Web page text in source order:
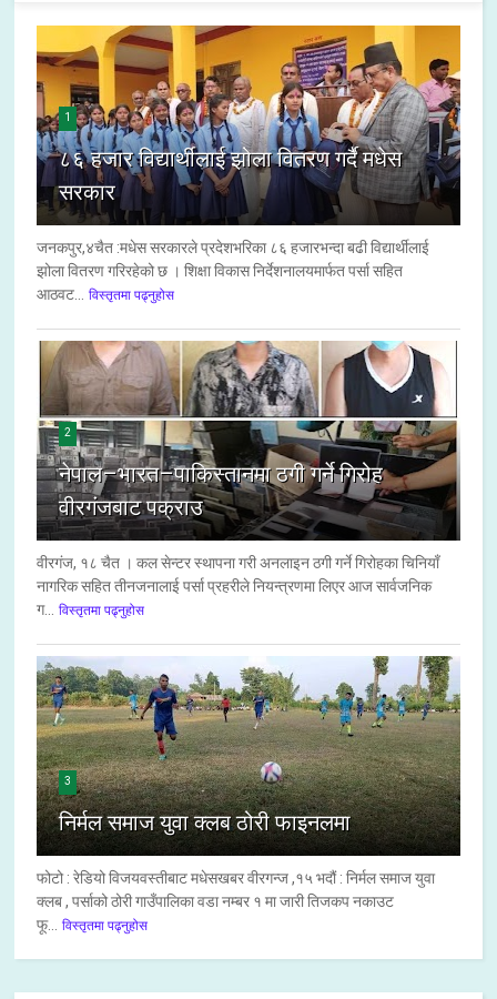
1
८६ हजार विद्यार्थीलाई झोला वितरण गर्दै मधेस
सरकार
जनकपुर,४चैत :मधेस सरकारले प्रदेशभरिका ८६ हजारभन्दा बढी विद्यार्थीलाई
झोला वितरण गरिरहेको छ । शिक्षा विकास निर्देशनालयमार्फत पर्सा सहित
आठवट...
विस्तृतमा पढ्नुहोस
2
नेपाल–भारत–पाकिस्तानमा ठगी गर्ने गिरोह
वीरगंजबाट पक्राउ
वीरगंज, १८ चैत । कल सेन्टर स्थापना गरी अनलाइन ठगी गर्ने गिरोहका चिनियाँ
नागरिक सहित तीनजनालाई पर्सा प्रहरीले नियन्त्रणमा लिएर आज सार्वजनिक
ग...
विस्तृतमा पढ्नुहोस
3
निर्मल समाज युवा क्लब ठोरी फाइनलमा
फोटो : रेडियो विजयवस्तीबाट मधेसखबर वीरगन्ज ,१५ भदौं : निर्मल समाज युवा
क्लब , पर्साको ठोरी गाउँपालिका वडा नम्बर १ मा जारी तिजकप नकाउट
फू...
विस्तृतमा पढ्नुहोस